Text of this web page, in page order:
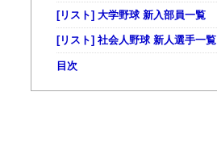
[リスト] 大学野球 新入部員一覧
[リスト] 社会人野球 新人選手一覧
目次